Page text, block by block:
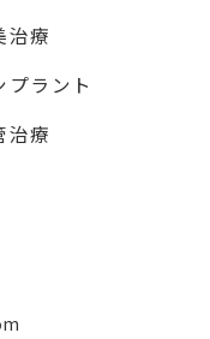
治療
プラント
治療